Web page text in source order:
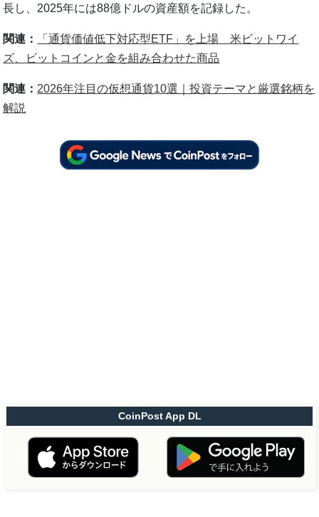
長し、2025年には88億ドルの資産額を記録した。
関連：
「通貨価値低下対応型ETF」を上場 米ビットワイ
ズ、ビットコインと金を組み合わせた商品
関連： 2026年注目の仮想通貨10選｜投資テーマと厳選銘柄を
解説
CoinPost App DL